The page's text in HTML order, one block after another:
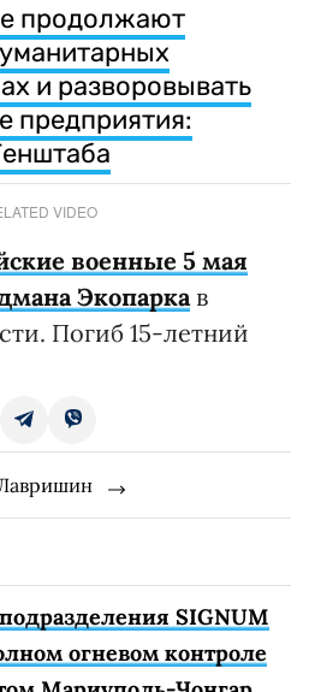
продолжают
и разворовывать
предприятия:
VIDEO
военные 5 мая
Экопарка в
Погиб 15-летний
SIGNUM
огневом контроле